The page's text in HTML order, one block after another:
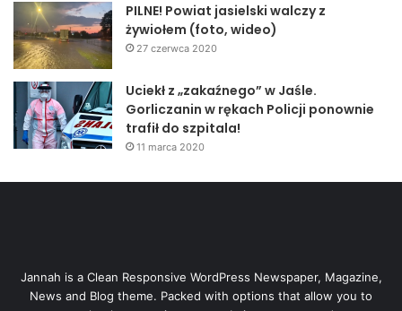
PILNE! Powiat jasielski walczy z
żywiołem (foto, wideo)
27 czerwca 2020
Uciekł z „zakaźnego” w Jaśle.
Gorliczanin w rękach Policji ponownie
trafił do szpitala!
11 marca 2020
Jannah is a Clean Responsive WordPress Newspaper, Magazine,
News and Blog theme. Packed with options that allow you to